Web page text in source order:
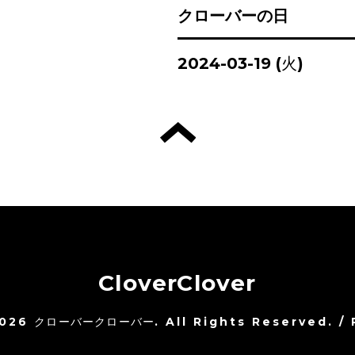
クローバーの日
2024-03-19 (火)
CloverClover
クローバークローバー. All Rights Reserved. /